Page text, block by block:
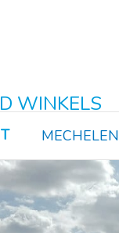
WINKELS
MECHELEN